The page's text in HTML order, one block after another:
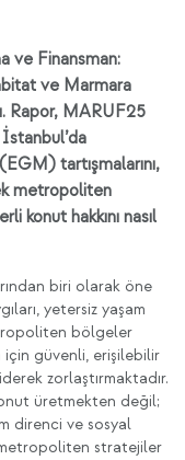
ve Finansman:
ve Marmara
Rapor, MARUF25
tartışmalarını,
metropoliten
konut hakkını nasıl
biri olarak öne
yetersiz yaşam
bölgeler
için güvenli, erişilebilir
zorlaştırmaktadır.
üretmekten değil;
direnci ve sosyal
stratejiler